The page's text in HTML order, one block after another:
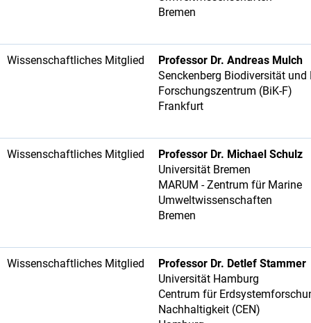
Bremen
Wissenschaftliches Mitglied
Professor Dr. Andreas Mulch
Senckenberg Biodiversität und
Forschungszentrum (BiK-F)
Frankfurt
Wissenschaftliches Mitglied
Professor Dr. Michael Schulz
Universität Bremen
MARUM - Zentrum für Marine
Umweltwissenschaften
Bremen
Wissenschaftliches Mitglied
Professor Dr. Detlef Stammer
Universität Hamburg
Centrum für
Nachhaltigkeit (CEN)